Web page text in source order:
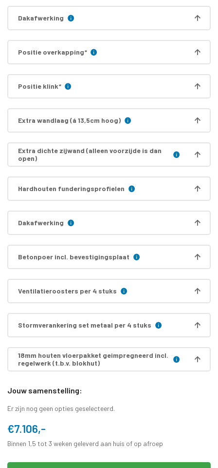
Dakafwerking
Positie overkapping*
Positie klink*
Extra wandlaag (á 13,5cm hoog)
Extra dichte zijwand (alleen voorzijde is dan
open)
Hardhouten funderingsprofielen
Dakafwerking
Betonpoer incl. bevestigingsplaat
Ventilatieroosters per 4 stuks
Stormverankering set metaal per 4 stuks
18mm houten vloerpakket geimpregneerd incl.
regelwerk (t.b.v. blokhut)
Jouw samenstelling:
Er zijn nog geen opties geselecteerd.
€7.106,-
Binnen 1,5 tot 3 weken geleverd aan huis of op afroep